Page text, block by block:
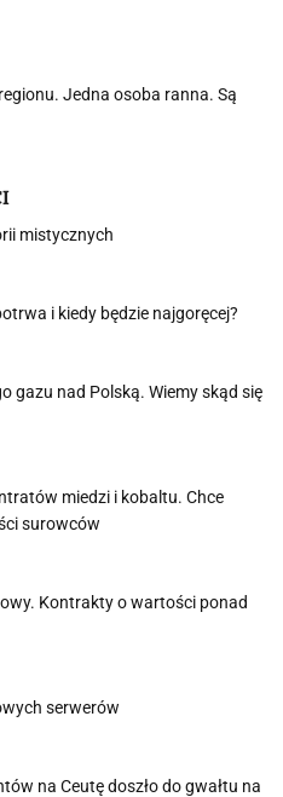
Jedna osoba ranna. Są
mistycznych
i kiedy będzie najgoręcej?
gazu nad Polską. Wiemy skąd się
miedzi i kobaltu. Chce
surowców
Kontrakty o wartości ponad
serwerów
na Ceutę doszło do gwałtu na